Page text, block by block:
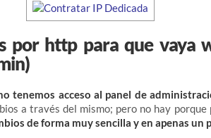
por http para que vaya
tenemos acceso al panel de
a través del mismo; pero no hay porque
de forma muy sencilla y en apenas un